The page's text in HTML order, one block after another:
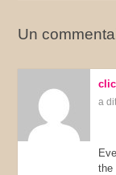
Un
a
the